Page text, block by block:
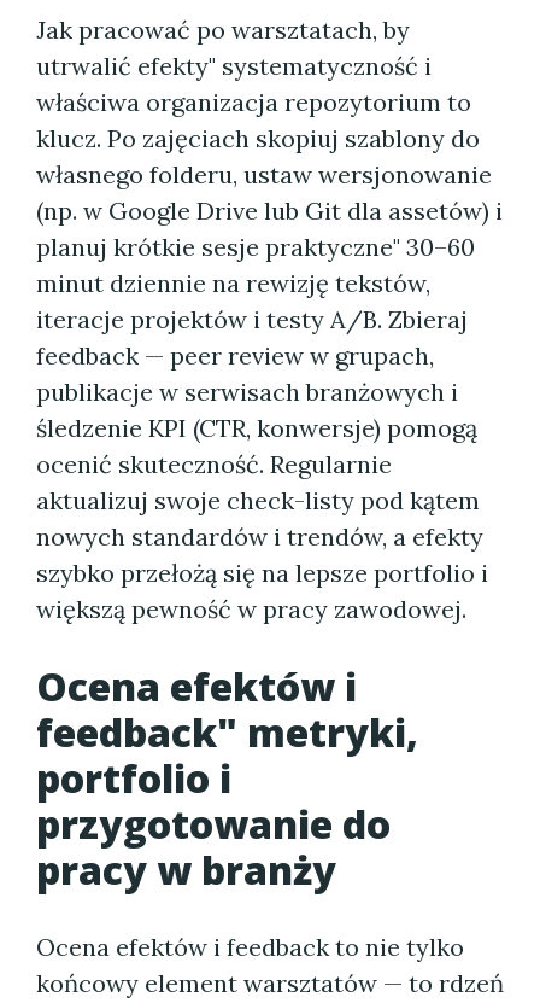
Jak pracować po warsztatach, by
utrwalić efekty" systematyczność i
właściwa organizacja repozytorium to
klucz. Po zajęciach skopiuj szablony do
własnego folderu, ustaw wersjonowanie
(np. w Google Drive lub Git dla assetów) i
planuj krótkie sesje praktyczne" 30–60
minut dziennie na rewizję tekstów,
iteracje projektów i testy A/B. Zbieraj
feedback — peer review w grupach,
publikacje w serwisach branżowych i
śledzenie KPI (CTR, konwersje) pomogą
ocenić skuteczność. Regularnie
aktualizuj swoje check-listy pod kątem
nowych standardów i trendów, a efekty
szybko przełożą się na lepsze portfolio i
większą pewność w pracy zawodowej.
Ocena efektów i
feedback" metryki,
portfolio i
przygotowanie do
pracy w branży
Ocena efektów i feedback to nie tylko
końcowy element warsztatów — to rdzeń